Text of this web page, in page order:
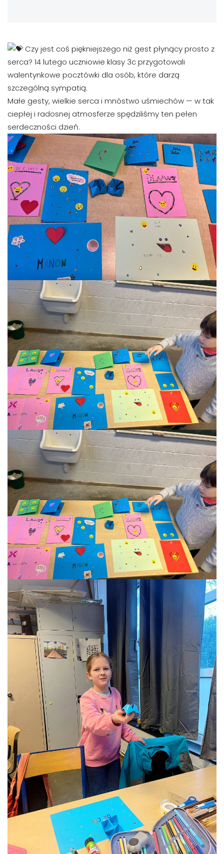
Czy jest coś piękniejszego niż gest płynący prosto z
serca? 14 lutego uczniowie klasy 3c przygotowali
walentynkowe pocztówki dla osób, które darzą
szczególną sympatią.
Małe gesty, wielkie serca i mnóstwo uśmiechów — w tak
ciepłej i radosnej atmosferze spędziliśmy ten pełen
serdeczności dzień.